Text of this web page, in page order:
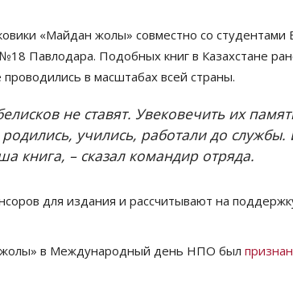
«Майдан жолы» совместно со
Павлодара. Подобных книг в Казахстане
в масштабах всей страны.
не ставят. Увековечить их
учились, работали до
книга, – сказал командир отряда.
для издания и рассчитывают на
в Международный день НПО был